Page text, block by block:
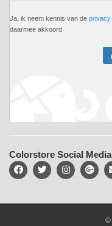
Ja, ik neem kennis van de privacy
daarmee akkoord
Colorstore Social Media
©